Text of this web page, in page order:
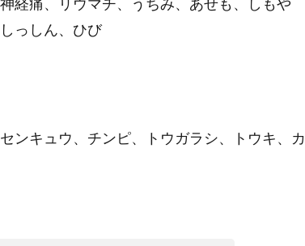
経痛、リウマチ、うちみ、あせも、しもや
っしん、ひび
ンキュウ、チンピ、トウガラシ、トウキ、カ